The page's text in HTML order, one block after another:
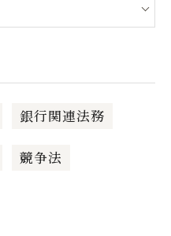
銀行関連法務
競争法